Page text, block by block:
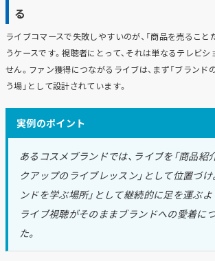
る
ライブコマースで失敗しやすいのが、「商品を売ること
うケースです。視聴者にとって、それは単なるテレビ
せん。ファン獲得につながるライブは、まず「ブランド
う場」として設計されています。
実例のポイント
あるコスメブランドでは、ライブを「商品紹
クアップのライブレッスン」として位置づけ
ンドを学ぶ場所」として継続的に足を運ぶよ
ライブ視聴がそのままブランドへの愛着に
た。